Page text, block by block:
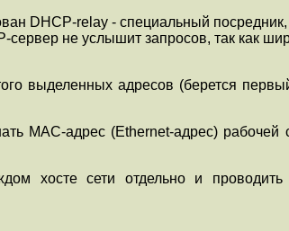
DHCP-relay - специальный посредник,
не услышит запросов, так как
выделенных адресов (берется
MAC-адрес (Ethernet-адрес) рабочей
хосте сети отдельно и проводить